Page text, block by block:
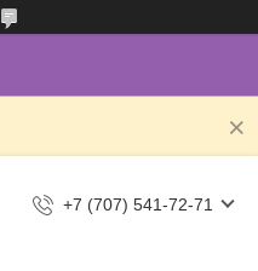
+7 (707) 541-72-71